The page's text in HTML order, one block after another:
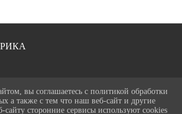
ОБРАБОТКИ
вы соглашаетесь с политикой обработки
а также с тем что наш веб-сайт и другие
сторонние сервисы используют cookies